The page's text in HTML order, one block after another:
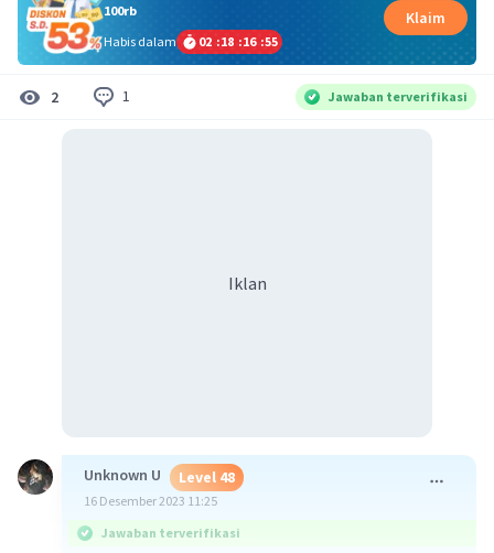
100rb
Habis dalam
02 :18 :16 :55
Klaim
2 1 Jawaban terverifikasi
Iklan
Unknown U Level 48
16 Desember 2023 11:25
Jawaban terverifikasi